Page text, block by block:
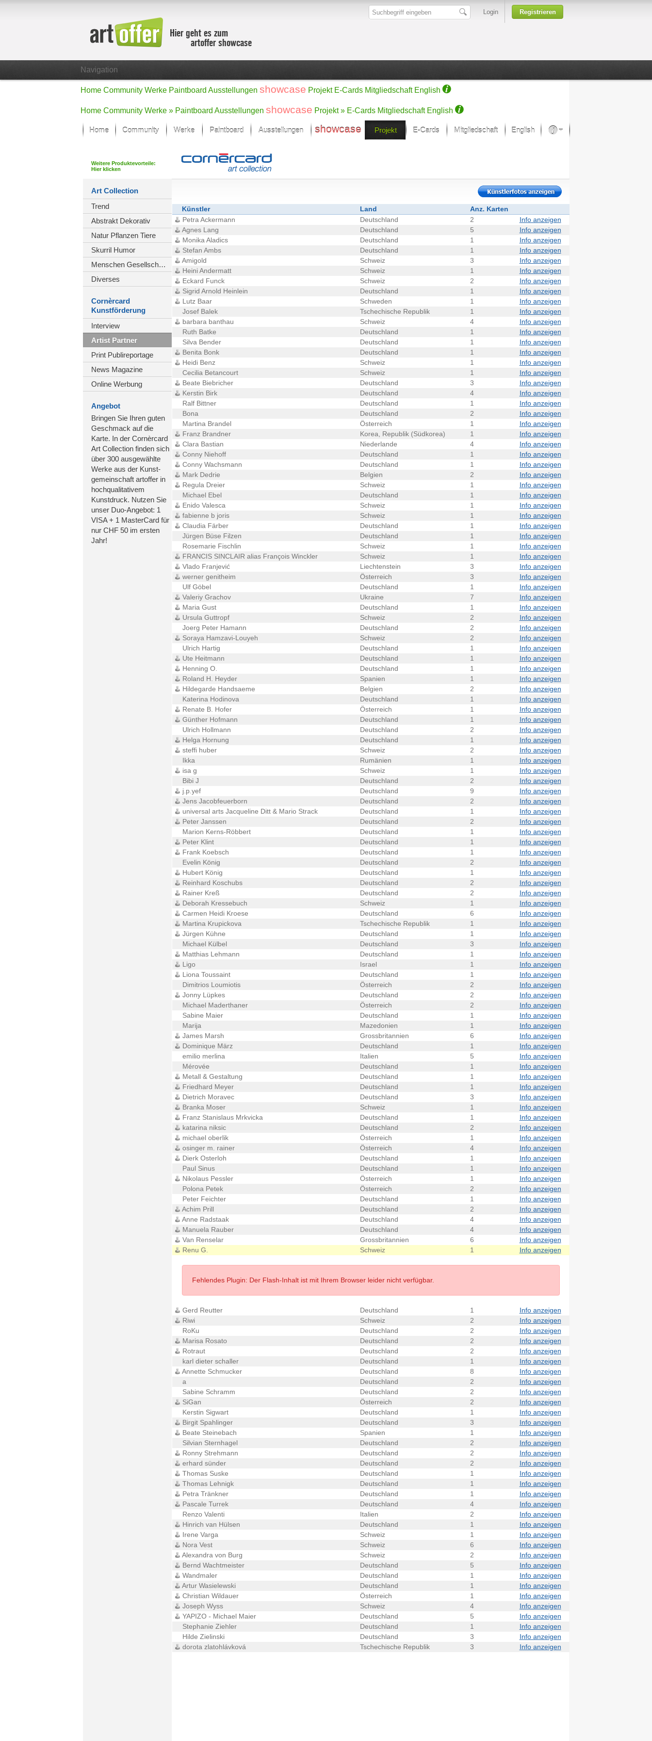
Hier geht es zum
artoffer showcase
Login Registrieren
Navigation
Home Community Werke Paintboard Ausstellungen showcase Projekt E-Cards Mitgliedschaft English
Home Community Werke » Paintboard Ausstellungen showcase Projekt » E-Cards Mitgliedschaft English
Home Community Werke
Der letzte Monat im Fokus
Alle Fokus-Werke
Neue Werke – Auswahl
Alle neuen Werke
Grafik
Fotografie
Paintboard Ausstellungen showcase Projekt E-Cards Mitgliedschaft English
Kunsthäuser
Weitere Produktevorteile:
Hier klicken
Art Collection
Trend
Abstrakt Dekorativ
Natur Pflanzen Tiere
Skurril Humor
Menschen Gesellschaft
Diverses
Cornèrcard
Kunstförderung
Interview
Artist Partner
Print Publireportage
News Magazine
Online Werbung
Angebot
Bringen Sie Ihren guten
Geschmack auf die
Karte. In der Cornèrcard
Art Collection finden sich
über 300 ausgewählte
Werke aus der Kunst-
gemeinschaft artoffer in
hochqualitativem
Kunstdruck. Nutzen Sie
unser Duo-Angebot: 1
VISA + 1 MasterCard für
nur CHF 50 im ersten
Jahr!
Künstler Land
Anz. Karten
Petra Ackermann
Deutschland 2
Info anzeigen
Agnes Lang
Deutschland 5
Info anzeigen
Monika Aladics
Deutschland 1
Info anzeigen
Stefan Ambs
Deutschland 1
Info anzeigen
Amigold
Schweiz 3
Info anzeigen
Heini Andermatt
Schweiz 1
Info anzeigen
Eckard Funck
Schweiz 2
Info anzeigen
Sigrid Arnold Heinlein
Deutschland 1
Info anzeigen
Lutz Baar
Schweden 1
Info anzeigen
Josef Balek
Tschechische Republik 1
Info anzeigen
barbara banthau
Schweiz 4
Info anzeigen
Ruth Batke
Deutschland 1
Info anzeigen
Silva Bender
Deutschland 1
Info anzeigen
Benita Bonk
Deutschland 1
Info anzeigen
Heidi Benz
Schweiz 1
Info anzeigen
Cecilia Betancourt
Schweiz 1
Info anzeigen
Beate Biebricher
Deutschland 3
Info anzeigen
Kerstin Birk
Deutschland 4
Info anzeigen
Ralf Bittner
Deutschland 1
Info anzeigen
Bona
Deutschland 2
Info anzeigen
Martina Brandel
Österreich 1
Info anzeigen
Franz Brandner
Korea, Republik (Südkorea) 1
Info anzeigen
Clara Bastian
Niederlande 4
Info anzeigen
Conny Niehoff
Deutschland 1
Info anzeigen
Conny Wachsmann
Deutschland 1
Info anzeigen
Mark Dedrie
Belgien 2
Info anzeigen
Regula Dreier
Schweiz 1
Info anzeigen
Michael Ebel
Deutschland 1
Info anzeigen
Enido Valesca
Schweiz 1
Info anzeigen
fabienne b joris
Schweiz 1
Info anzeigen
Claudia Färber
Deutschland 1
Info anzeigen
Jürgen Büse Filzen
Deutschland 1
Info anzeigen
Rosemarie Fischlin
Schweiz 1
Info anzeigen
FRANCIS SINCLAIR alias François Winckler
Schweiz 1
Info anzeigen
Vlado Franjević
Liechtenstein 3
Info anzeigen
werner genitheim
Österreich 3
Info anzeigen
Ulf Göbel
Deutschland 1
Info anzeigen
Valeriy Grachov
Ukraine 7
Info anzeigen
Maria Gust
Deutschland 1
Info anzeigen
Ursula Guttropf
Schweiz 2
Info anzeigen
Joerg Peter Hamann
Deutschland 2
Info anzeigen
Soraya Hamzavi-Louyeh
Schweiz 2
Info anzeigen
Ulrich Hartig
Deutschland 1
Info anzeigen
Ute Heitmann
Deutschland 1
Info anzeigen
Henning O.
Deutschland 1
Info anzeigen
Roland H. Heyder
Spanien 1
Info anzeigen
Hildegarde Handsaeme
Belgien 2
Info anzeigen
Katerina Hodinova
Deutschland 1
Info anzeigen
Renate B. Hofer
Österreich 1
Info anzeigen
Günther Hofmann
Deutschland 1
Info anzeigen
Ulrich Hollmann
Deutschland 2
Info anzeigen
Helga Hornung
Deutschland 1
Info anzeigen
steffi huber
Schweiz 2
Info anzeigen
Ikka
Rumänien 1
Info anzeigen
isa g
Schweiz 1
Info anzeigen
Bibi J
Deutschland 2
Info anzeigen
j.p.yef
Deutschland 9
Info anzeigen
Jens Jacobfeuerborn
Deutschland 2
Info anzeigen
universal arts Jacqueline Ditt & Mario Strack
Deutschland 1
Info anzeigen
Peter Janssen
Deutschland 2
Info anzeigen
Marion Kerns-Röbbert
Deutschland 1
Info anzeigen
Peter Klint
Deutschland 1
Info anzeigen
Frank Koebsch
Deutschland 1
Info anzeigen
Evelin König
Deutschland 2
Info anzeigen
Hubert König
Deutschland 1
Info anzeigen
Reinhard Koschubs
Deutschland 2
Info anzeigen
Rainer Kreß
Deutschland 2
Info anzeigen
Deborah Kressebuch
Schweiz 1
Info anzeigen
Carmen Heidi Kroese
Deutschland 6
Info anzeigen
Martina Krupickova
Tschechische Republik 1
Info anzeigen
Jürgen Kühne
Deutschland 1
Info anzeigen
Michael Külbel
Deutschland 3
Info anzeigen
Matthias Lehmann
Deutschland 1
Info anzeigen
Ligo
Israel 1
Info anzeigen
Liona Toussaint
Deutschland 1
Info anzeigen
Dimitrios Loumiotis
Österreich 2
Info anzeigen
Jonny Lüpkes
Deutschland 2
Info anzeigen
Michael Maderthaner
Österreich 2
Info anzeigen
Sabine Maier
Deutschland 1
Info anzeigen
Marija
Mazedonien 1
Info anzeigen
James Marsh
Grossbritannien 6
Info anzeigen
Dominique März
Deutschland 1
Info anzeigen
emilio merlina
Italien 5
Info anzeigen
Mérovée
Deutschland 1
Info anzeigen
Metall & Gestaltung
Deutschland 1
Info anzeigen
Friedhard Meyer
Deutschland 1
Info anzeigen
Dietrich Moravec
Deutschland 3
Info anzeigen
Branka Moser
Schweiz 1
Info anzeigen
Franz Stanislaus Mrkvicka
Deutschland 1
Info anzeigen
katarina niksic
Deutschland 2
Info anzeigen
michael oberlik
Österreich 1
Info anzeigen
osinger m. rainer
Österreich 4
Info anzeigen
Dierk Osterloh
Deutschland 1
Info anzeigen
Paul Sinus
Deutschland 1
Info anzeigen
Nikolaus Pessler
Österreich 1
Info anzeigen
Polona Petek
Österreich 2
Info anzeigen
Peter Feichter
Deutschland 1
Info anzeigen
Achim Prill
Deutschland 2
Info anzeigen
Anne Radstaak
Deutschland 4
Info anzeigen
Manuela Rauber
Deutschland 4
Info anzeigen
Van Renselar
Grossbritannien 6
Info anzeigen
Renu G.
Schweiz 1 Info anzeigen
Fehlendes Plugin: Der Flash-Inhalt ist mit Ihrem Browser leider nicht verfügbar.
Gerd Reutter Deutschland 1
Info anzeigen
Riwi
Schweiz 2
Info anzeigen
RoKu
Deutschland 2
Info anzeigen
Marisa Rosato
Deutschland 2
Info anzeigen
Rotraut
Deutschland 2
Info anzeigen
karl dieter schaller
Deutschland 1
Info anzeigen
Annette Schmucker
Deutschland 8
Info anzeigen
a
Deutschland 2
Info anzeigen
Sabine Schramm
Deutschland 2
Info anzeigen
SiGan
Österreich 2
Info anzeigen
Kerstin Sigwart
Deutschland 1
Info anzeigen
Birgit Spahlinger
Deutschland 3
Info anzeigen
Beate Steinebach
Spanien 1
Info anzeigen
Silvian Sternhagel
Deutschland 2
Info anzeigen
Ronny Strehmann
Deutschland 2
Info anzeigen
erhard sünder
Deutschland 2
Info anzeigen
Thomas Suske
Deutschland 1
Info anzeigen
Thomas Lehnigk
Deutschland 1
Info anzeigen
Petra Tränkner
Deutschland 1
Info anzeigen
Pascale Turrek
Deutschland 4
Info anzeigen
Renzo Valenti
Italien 2
Info anzeigen
Hinrich van Hülsen
Deutschland 1
Info anzeigen
Irene Varga
Schweiz 1
Info anzeigen
Nora Vest
Schweiz 6
Info anzeigen
Alexandra von Burg
Schweiz 2
Info anzeigen
Bernd Wachtmeister
Deutschland 5
Info anzeigen
Wandmaler
Deutschland 1
Info anzeigen
Artur Wasielewski
Deutschland 1
Info anzeigen
Christian Wildauer
Österreich 1
Info anzeigen
Joseph Wyss
Schweiz 4
Info anzeigen
YAPIZO - Michael Maier
Deutschland 5
Info anzeigen
Stephanie Ziehler
Deutschland 1
Info anzeigen
Hilde Zielinski
Deutschland 3
Info anzeigen
dorota zlatohlávková
Tschechische Republik 3 Info anzeigen